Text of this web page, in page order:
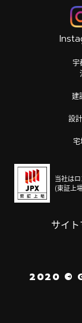
宇
建
設
宅
当社は
(東証上
サイ
2020 ©